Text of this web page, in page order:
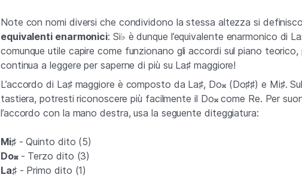
Note con nomi diversi che condividono la stessa altezza si
equivalenti enarmonici: Si♭ è dunque l’equivalente enarmonico di
comunque utile capire come funzionano gli accordi sul piano teorico,
continua a leggere per saperne di più su La♯ maggiore!
L’accordo di La♯ maggiore è composto da La♯, Do𝄪 (Do♯♯) e Mi♯.
tastiera, potresti riconoscere più facilmente il Do𝄪 come Re. Per
l’accordo con la mano destra, usa la seguente diteggiatura:
Mi♯- Quinto dito (5)
Do𝄪- Terzo dito (3)
La♯- Primo dito (1)